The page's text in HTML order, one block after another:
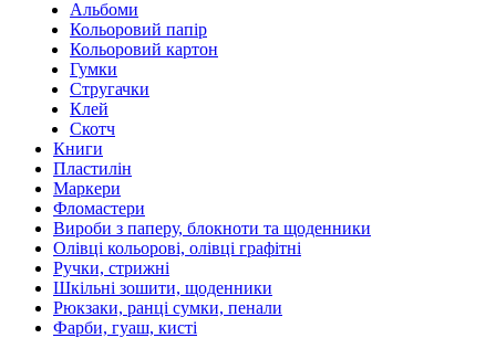
Альбоми
Кольоровий папір
Кольоровий картон
Гумки
Стругачки
Клей
Скотч
Книги
Пластилін
Маркери
Фломастери
Вироби з паперу, блокноти та щоденники
Олівці кольорові, олівці графітні
Ручки, стрижні
Шкільні зошити, щоденники
Рюкзаки, ранці сумки, пенали
Фарби, гуаш, кисті